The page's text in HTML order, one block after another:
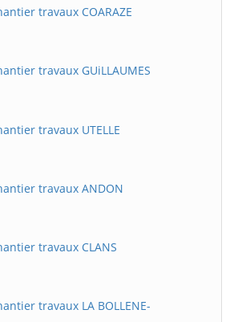
travaux COARAZE
travaux GUiLLAUMES
travaux UTELLE
travaux ANDON
travaux CLANS
travaux LA BOLLENE-